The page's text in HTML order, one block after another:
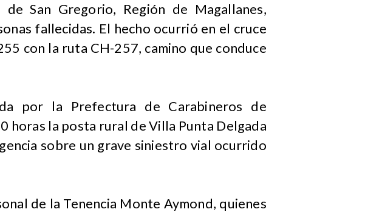
San Gregorio, Región de Magallanes,
fallecidas. El hecho ocurrió en el cruce
con la ruta CH-257, camino que conduce
por la Prefectura de Carabineros de
horas la posta rural de Villa Punta Delgada
sobre un grave siniestro vial ocurrido
de la Tenencia Monte Aymond, quienes